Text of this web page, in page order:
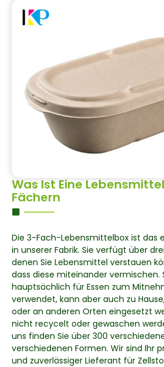
Was Ist Eine
Fächern
Die 3-Fach-Lebensmittelbox ist das
in unserer Fabrik. Sie verfügt über
denen Sie Lebensmittel verstauen
dass diese miteinander vermischen.
hauptsächlich für Essen zum
verwendet, kann aber auch zu
oder an anderen Orten eingesetzt
nicht recycelt oder gewaschen
uns finden Sie über 300
verschiedenen Formen. Wir sind Ihr
und zuverlässiger Lieferant für